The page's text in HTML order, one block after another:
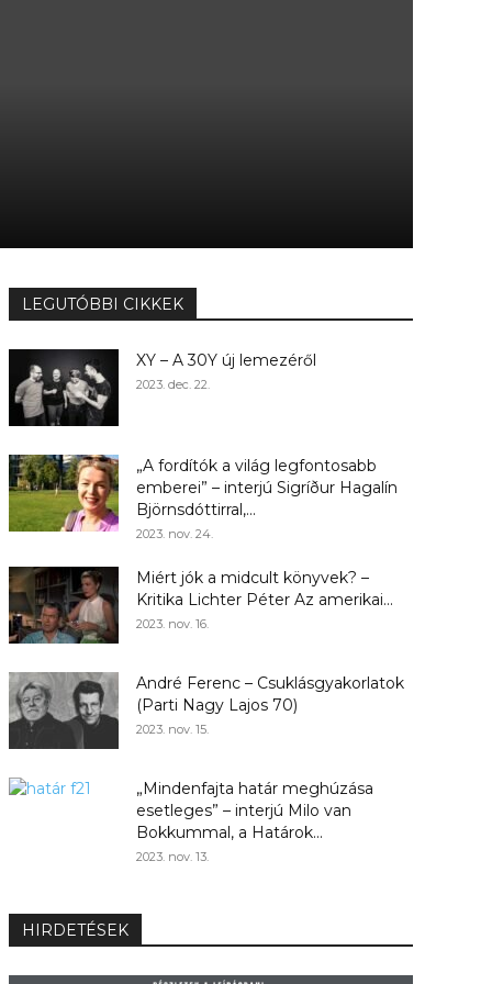
LEGUTÓBBI CIKKEK
XY – A 30Y új lemezéről
2023. dec. 22.
„A fordítók a világ legfontosabb
emberei” – interjú Sigríður Hagalín
Björnsdóttirral,...
2023. nov. 24.
Miért jók a midcult könyvek? –
Kritika Lichter Péter Az amerikai...
2023. nov. 16.
André Ferenc – Csuklásgyakorlatok
(Parti Nagy Lajos 70)
2023. nov. 15.
„Mindenfajta határ meghúzása
esetleges” – interjú Milo van
Bokkummal, a Határok...
2023. nov. 13.
HIRDETÉSEK